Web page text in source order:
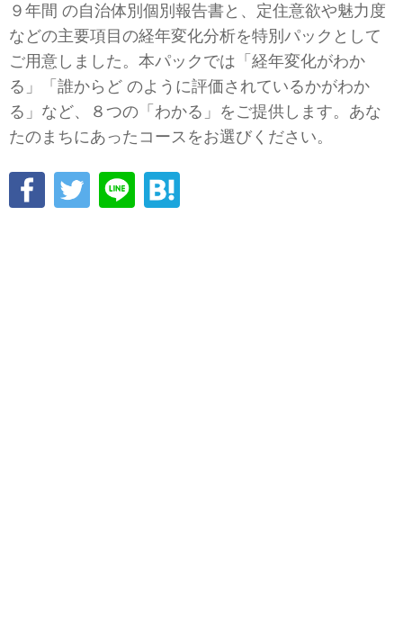
９年間 の自治体別個別報告書と、定住意欲や魅力度
などの主要項目の経年変化分析を特別パックとして
ご用意しました。本パックでは「経年変化がわか
る」「誰からど のように評価されているかがわか
る」など、８つの「わかる」をご提供します。あな
たのまちにあったコースをお選びください。